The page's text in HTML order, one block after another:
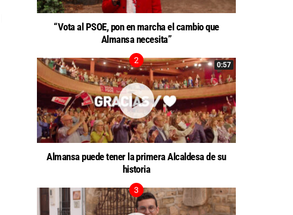
“Vota al PSOE, pon en marcha el cambio que
Almansa necesita”
0:57
Almansa puede tener la primera Alcaldesa de su
historia